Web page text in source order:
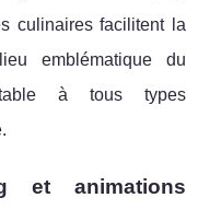
culinaires facilitent la
emblématique du
à tous types
et animations